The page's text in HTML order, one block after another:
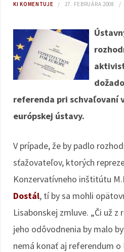
KI KOMENTUJE 27. FEBRUÁRA 2008
referenda pri schvaľovaní
európskej ústavy.
V prípade, že by padlo
sťažovateľov, ktorých
Konzervatívneho inštitútu
Dostál, tí by sa mohli
Lisabonskej zmluve. „Či už z
jeho odôvodnenia by malo
nemá konať aj referendum o